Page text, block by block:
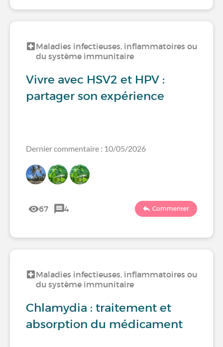
Maladies infectieuses, inflammatoires ou
du système immunitaire
Vivre avec HSV2 et HPV :
partager son expérience
Dernier commentaire : 10/05/2026
67 4 Commenter
Maladies infectieuses, inflammatoires ou
du système immunitaire
Chlamydia : traitement et
absorption du médicament